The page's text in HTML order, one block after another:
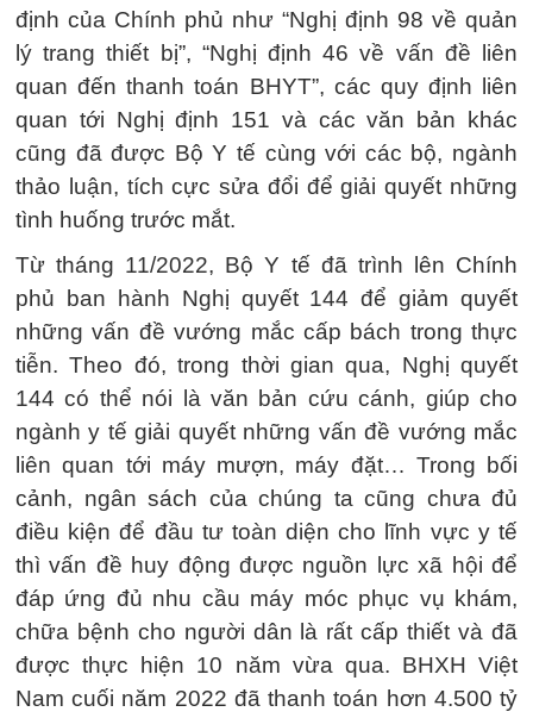
định của Chính phủ như “Nghị định 98 về quản
lý trang thiết bị”, “Nghị định 46 về vấn đề liên
quan đến thanh toán BHYT”, các quy định liên
quan tới Nghị định 151 và các văn bản khác
cũng đã được Bộ Y tế cùng với các bộ, ngành
thảo luận, tích cực sửa đổi để giải quyết những
tình huống trước mắt.
Từ tháng 11/2022, Bộ Y tế đã trình lên Chính
phủ ban hành Nghị quyết 144 để giảm quyết
những vấn đề vướng mắc cấp bách trong thực
tiễn. Theo đó, trong thời gian qua, Nghị quyết
144 có thể nói là văn bản cứu cánh, giúp cho
ngành y tế giải quyết những vấn đề vướng mắc
liên quan tới máy mượn, máy đặt… Trong bối
cảnh, ngân sách của chúng ta cũng chưa đủ
điều kiện để đầu tư toàn diện cho lĩnh vực y tế
thì vấn đề huy động được nguồn lực xã hội để
đáp ứng đủ nhu cầu máy móc phục vụ khám,
chữa bệnh cho người dân là rất cấp thiết và đã
được thực hiện 10 năm vừa qua. BHXH Việt
Nam cuối năm 2022 đã thanh toán hơn 4.500 tỷ